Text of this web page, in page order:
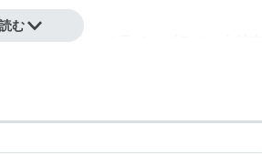
ない思い出」の意で、ブラジル人特有
て悔恨を自らの「恋心」に懺悔するよ
に昇華させようと、もがく切ない想い
む